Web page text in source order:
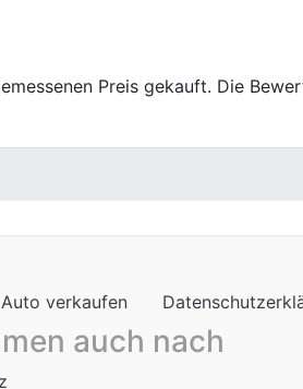
und strukturiert. Seriöser
auch nach